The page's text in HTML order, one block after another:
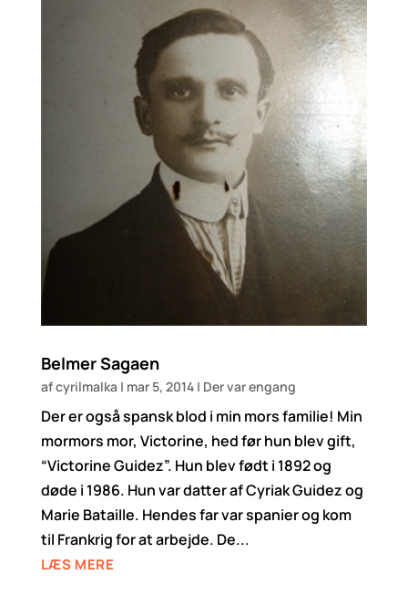
Belmer Sagaen
afcyrilmalka | mar 5, 2014| Der var engang
Der er også spansk blod i min mors familie! Min
mormors mor, Victorine, hed før hun blev gift,
“Victorine Guidez”. Hun blev født i 1892 og
døde i 1986. Hun var datter af Cyriak Guidez og
Marie Bataille. Hendes far var spanier og kom
til Frankrig for at arbejde. De...
LÆS MERE